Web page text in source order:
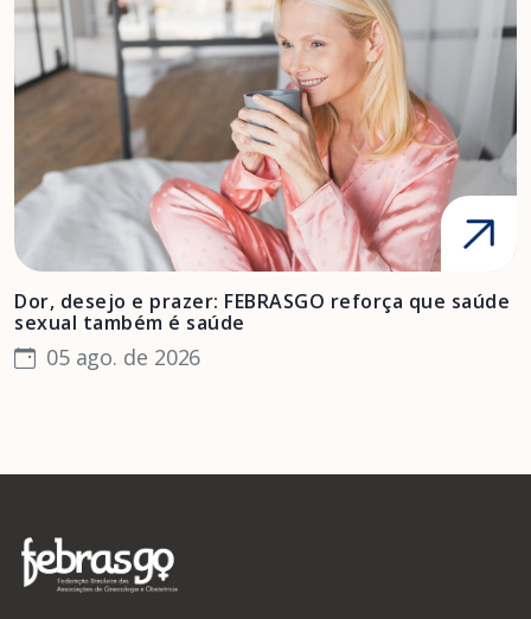
Dor, desejo e prazer: FEBRASGO reforça que saúde
sexual também é saúde
05 ago. de 2026